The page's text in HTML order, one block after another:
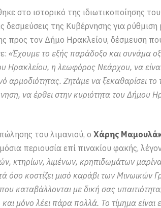
στο ιστορικό της ιδιωτικοποίησης
δεσμεύσεις της Κυβέρνησης για
προς τον Δήμο Ηρακλείου, δέσμευση
«Έχουμε το εξής παράδοξο και συνάμα
Ηρακλείου, η λεωφόρος Νεάρχου, να
αρμοδιότητας. Ζητάμε να ξεκαθαρίσει το
να έρθει στην κυριότητα του Δήμου
του λιμανιού, ο Χάρης
περιουσία επί πινακίου φακής,
κτηρίων, λιμένων, κρηπιδωμάτων
όσο κοστίζει μισό καράβι των
καταβάλλονται με δική σας
μόνο λέει πάρα πολλά. Το τίμημα είναι